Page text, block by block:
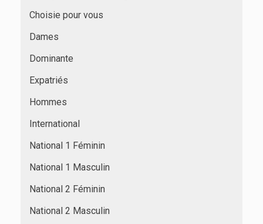
Choisie pour vous
Dames
Dominante
Expatriés
Hommes
International
National 1 Féminin
National 1 Masculin
National 2 Féminin
National 2 Masculin